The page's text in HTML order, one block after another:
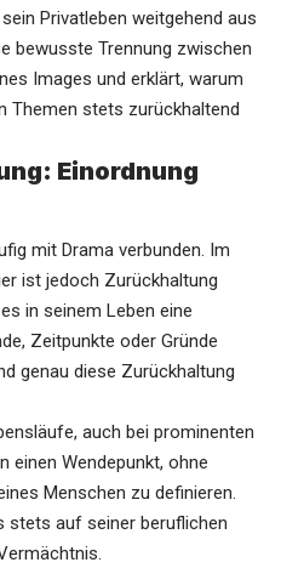
Privatleben weitgehend aus
bewusste Trennung zwischen
Images und erklärt, warum
Themen stets zurückhaltend
Einordnung
mit Drama verbunden. Im
ist jedoch Zurückhaltung
in seinem Leben eine
Zeitpunkte oder Gründe
genau diese Zurückhaltung
auch bei prominenten
einen Wendepunkt, ohne
Menschen zu definieren.
stets auf seiner beruflichen